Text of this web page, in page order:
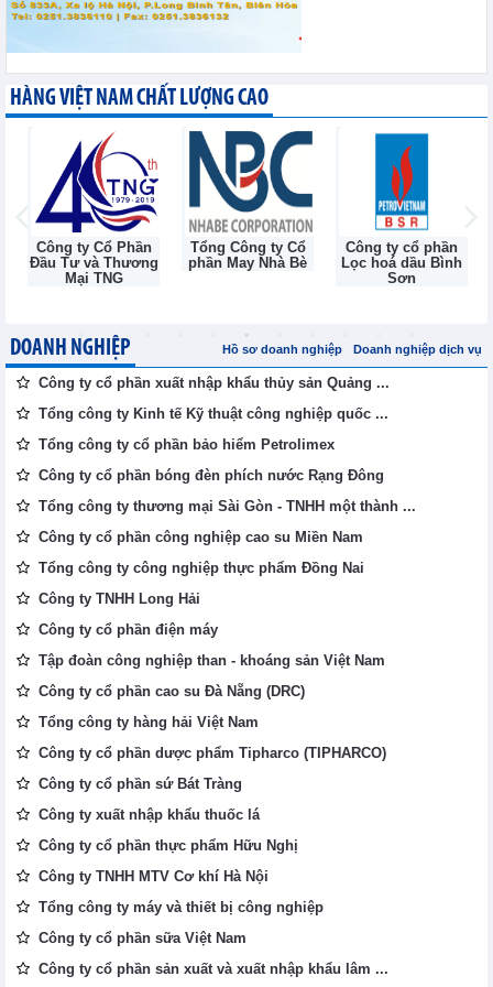
HÀNG VIỆT NAM CHẤT LƯỢNG CAO
Công ty Cổ Phần
Đầu Tư và Thương
Mại TNG
Tổng Công ty Cổ
phần May Nhà Bè
Công ty cổ phần
Lọc hoá dầu Bình
Sơn
DOANH NGHIỆP Hồ sơ doanh nghiệp Doanh nghiệp dịch vụ
Công ty cổ phần xuất nhập khẩu thủy sản Quảng ...
Tổng công ty Kinh tế Kỹ thuật công nghiệp quốc ...
Tổng công ty cổ phần bảo hiểm Petrolimex
Công ty cổ phần bóng đèn phích nước Rạng Đông
Tổng công ty thương mại Sài Gòn - TNHH một thành ...
Công ty cổ phần công nghiệp cao su Miền Nam
Tổng công ty công nghiệp thực phẩm Đồng Nai
Công ty TNHH Long Hải
Công ty cổ phần điện máy
Tập đoàn công nghiệp than - khoáng sản Việt Nam
Công ty cổ phần cao su Đà Nẵng (DRC)
Tổng công ty hàng hải Việt Nam
Công ty cổ phần dược phẩm Tipharco (TIPHARCO)
Công ty cổ phần sứ Bát Tràng
Công ty xuất nhập khẩu thuốc lá
Công ty cổ phần thực phẩm Hữu Nghị
Công ty TNHH MTV Cơ khí Hà Nội
Tổng công ty máy và thiết bị công nghiệp
Công ty cổ phần sữa Việt Nam
Công ty cổ phần sản xuất và xuất nhập khẩu lâm ...